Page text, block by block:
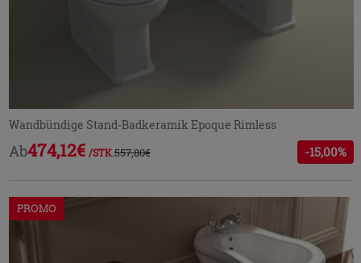
Wandbündige Stand-Badkeramik Epoque Rimless
Ab474,12€ /STK.557,80€ -15,00%
PROMO